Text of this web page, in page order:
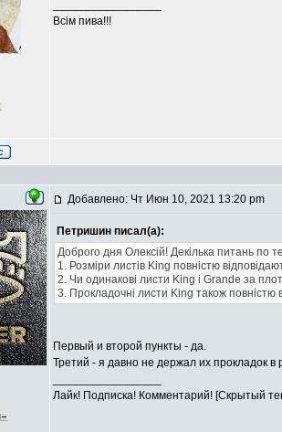
Всім пива!!!
Добавлено: Чт Июн 10, 2021 13:20 pm
Петришин писал(а):
Доброго дня Олексій! Декілька питань по
1. Розміри листів King повністю
2. Чи одинакові листи King і Grande за
3. Прокладочні листи King також повністю
Первый и второй пункты - да.
Третий - я давно не держал их прокладок
Лайк! Подписка! Комментарий! [Скрытый